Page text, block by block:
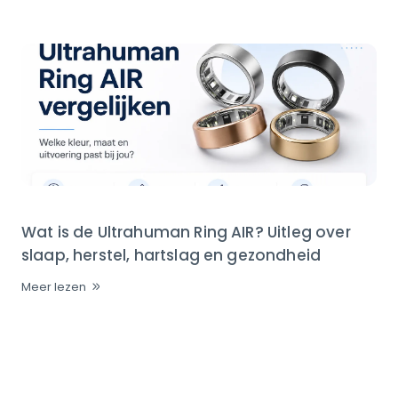
Wat is de Ultrahuman Ring AIR? Uitleg over
slaap, herstel, hartslag en gezondheid
Meer lezen